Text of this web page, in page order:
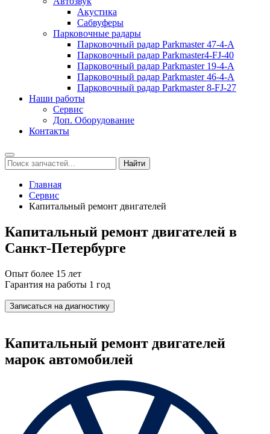
Акустика
Сабвуферы
Парковочные радары
Парковочный радар Parkmaster 47-4-А
Парковочный радар Parkmaster4-FJ-40
Парковочный радар Parkmaster 19-4-А
Парковочный радар Parkmaster 46-4-A
Парковочный радар Parkmaster 8-FJ-27
Наши работы
Сервис
Доп. Оборудование
Контакты
Главная
Сервис
Капитальный ремонт двигателей
Капитальный ремонт двигателей в
Санкт-Петербурге
Опыт более 15 лет
Гарантия на работы 1 год
Записаться на диагностику
Капитальный ремонт двигателей
марок автомобилей